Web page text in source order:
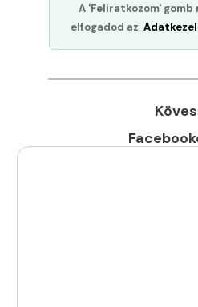
A 'Feliratkozom' gomb
elfogadod az